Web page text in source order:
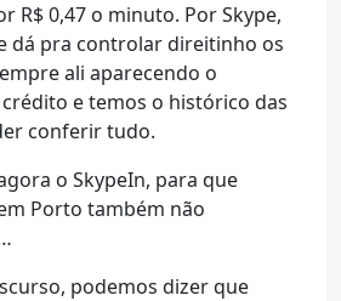
R$ 0,47 o minuto. Por Skype,
dá pra controlar direitinho os
ali aparecendo o
e temos o histórico das
conferir tudo.
o SkypeIn, para que
Porto também não
podemos dizer que